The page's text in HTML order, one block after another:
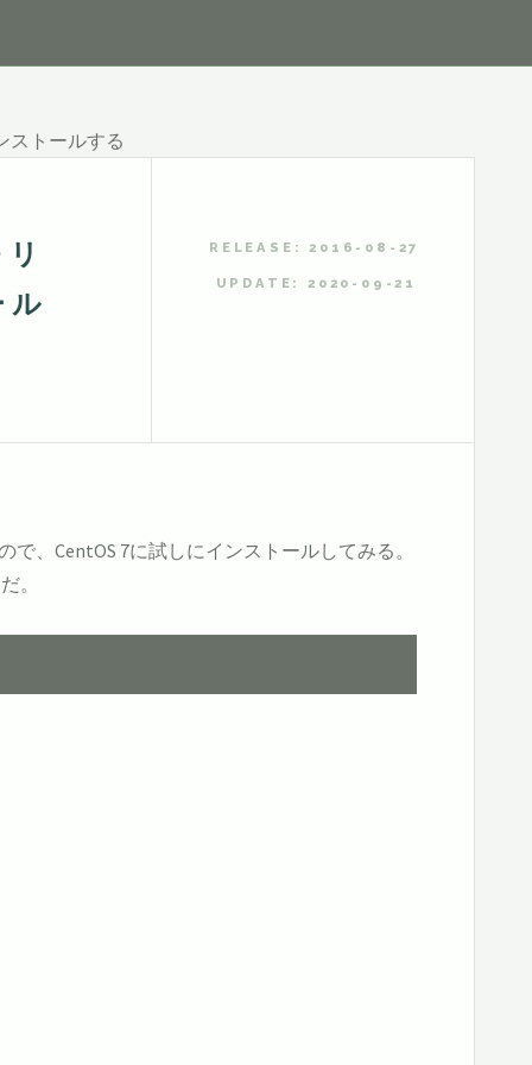
ストールする
RELEASE: 2016-08-27
UPDATE: 2020-09-21
で、CentOS 7に試しにインストールしてみる。
。